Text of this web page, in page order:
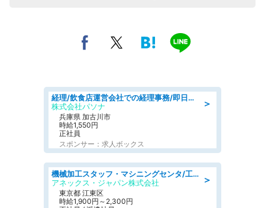
＞
経理/飲食店運営会社での経理事務/即日勤務可/車通勤可/経理/一般事務
株式会社パソナ
兵庫県 加古川市
時給1,550円
正社員
スポンサー：求人ボックス
＞
機械加工スタッフ・マシニングセンタ/工業系卒歓迎/未経験OK/男女活躍/土日祝休みあり/定年なし
アネックス・ジャパン株式会社
東京都 江東区
時給1,900円～2,300円